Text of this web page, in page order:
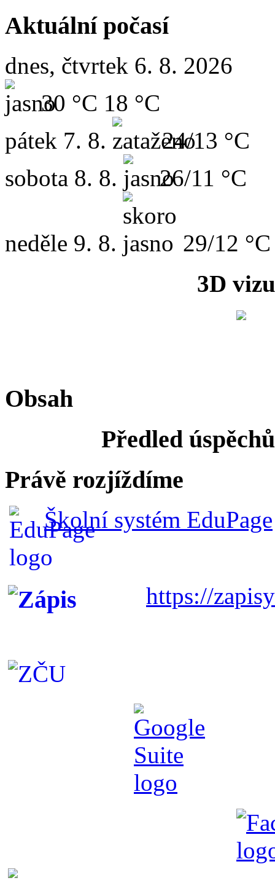
Aktuální počasí
dnes, čtvrtek 6. 8. 2026
30 °C 18 °C
pátek 7. 8.
24/13 °C
sobota 8. 8. 26/11 °C
neděle 9. 8.
29/12 °C
3D
Obsah
Předled
Právě rozjíždíme
Školní systém EduPage
https://